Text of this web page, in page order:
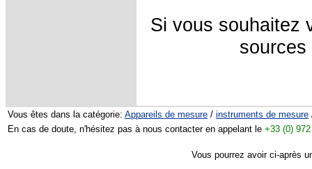
Si vous souhaitez
sources
Vous êtes dans la catégorie: Appareils de mesure / instruments de mesure
En cas de doute, n'hésitez pas à nous contacter en appelant le +33 (0)
Vous pourrez avoir ci-après